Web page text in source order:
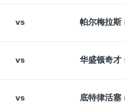
vs 帕尔梅拉斯
vs 华盛顿奇才
vs 底特律活塞